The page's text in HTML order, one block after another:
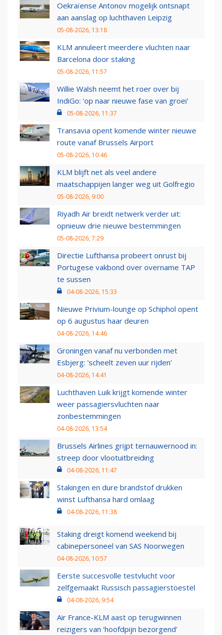
Oekraïense Antonov mogelijk ontsnapt
aan aanslag op luchthaven Leipzig
05-08-2026, 13:18
KLM annuleert meerdere vluchten naar
Barcelona door staking
05-08-2026, 11:57
Willie Walsh neemt het roer over bij
IndiGo: 'op naar nieuwe fase van groei'
05-08-2026, 11:37
Transavia opent komende winter nieuwe
route vanaf Brussels Airport
05-08-2026, 10:46
KLM blijft net als veel andere
maatschappijen langer weg uit Golfregio
05-08-2026, 9:00
Riyadh Air breidt netwerk verder uit:
opnieuw drie nieuwe bestemmingen
05-08-2026, 7:29
Directie Lufthansa probeert onrust bij
Portugese vakbond over overname TAP
te sussen
04-08-2026, 15:33
Nieuwe Privium-lounge op Schiphol opent
op 6 augustus haar deuren
04-08-2026, 14:46
Groningen vanaf nu verbonden met
Esbjerg: 'scheelt zeven uur rijden'
04-08-2026, 14:41
Luchthaven Luik krijgt komende winter
weer passagiersvluchten naar
zonbestemmingen
04-08-2026, 13:54
Brussels Airlines grijpt ternauwernood in:
streep door vlootuitbreiding
04-08-2026, 11:47
Stakingen en dure brandstof drukken
winst Lufthansa hard omlaag
04-08-2026, 11:38
Staking dreigt komend weekend bij
cabinepersoneel van SAS Noorwegen
04-08-2026, 10:57
Eerste succesvolle testvlucht voor
zelfgemaakt Russisch passagierstoestel
04-08-2026, 9:54
Air France-KLM aast op terugwinnen
reizigers van ‘hoofdpijn bezorgend’